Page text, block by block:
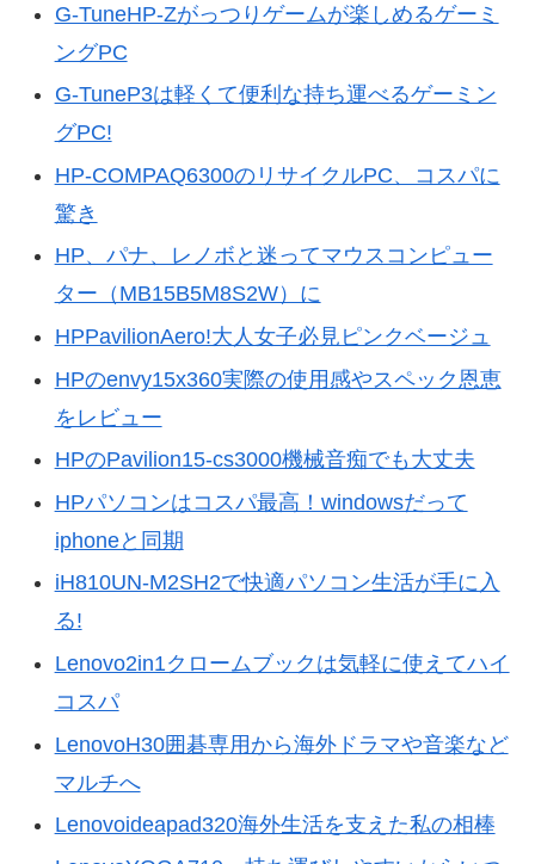
G-TuneHP-Zがっつりゲームが楽しめるゲーミ
ングPC
G-TuneP3は軽くて便利な持ち運べるゲーミン
グPC!
HP-COMPAQ6300のリサイクルPC、コスパに
驚き
HP、パナ、レノボと迷ってマウスコンピュー
ター（MB15B5M8S2W）に
HPPavilionAero!大人女子必見ピンクベージュ
HPのenvy15x360実際の使用感やスペック恩恵
をレビュー
HPのPavilion15-cs3000機械音痴でも大丈夫
HPパソコンはコスパ最高！windowsだって
iphoneと同期
iH810UN-M2SH2で快適パソコン生活が手に入
る!
Lenovo2in1クロームブックは気軽に使えてハイ
コスパ
LenovoH30囲碁専用から海外ドラマや音楽など
マルチへ
Lenovoideapad320海外生活を支えた私の相棒